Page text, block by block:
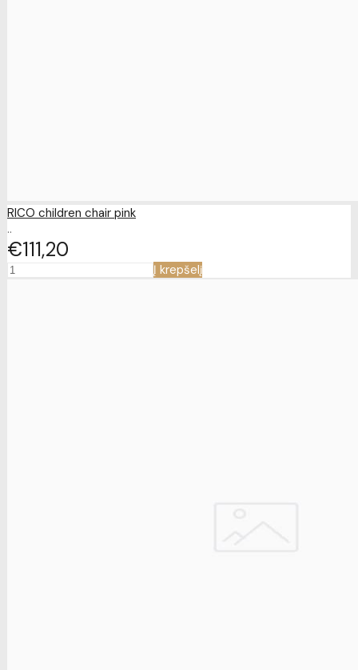
RICO children chair pink
..
€111 20
Į krepšelį